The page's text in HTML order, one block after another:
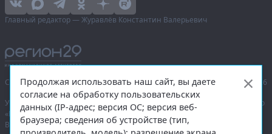
Главный редактор — Журавлёв Константин Валерьевич
Сетевое издание «Информационное агентство Регион 29»,
© 2016–2026
Учредитель — общество с ограниченной ответственностью «Агентство
«Правда Севера».
Выписка из реестра зарегистрированных средств массовой
Продолжая использовать наш сайт, вы даете
согласие на обработку пользовательских
данных (IP-адрес; версия ОС; версия веб-
браузера; сведения об устройстве (тип,